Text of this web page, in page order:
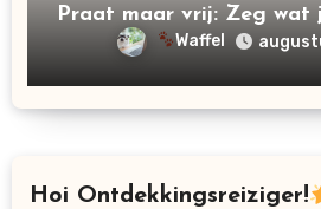
Praat maar vrij: Zeg wat
Waffel
Hoi Ontdekkingsreiziger!